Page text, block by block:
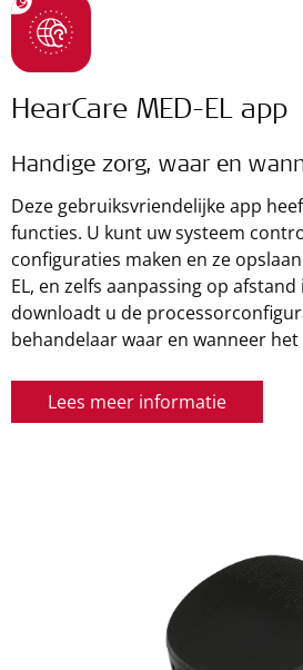
HearCare MED-EL app
Handige zorg, waar en
Deze gebruiksvriendelijke app
functies. U kunt uw systeem
configuraties maken en ze
EL, en zelfs aanpassing op
downloadt u de
behandelaar waar en wanneer
Lees meer informatie